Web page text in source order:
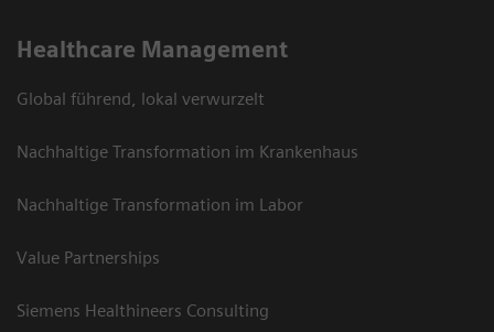
Healthcare Management
Global führend, lokal verwurzelt
Nachhaltige Transformation im Krankenhaus
Nachhaltige Transformation im Labor
Value Partnerships
Siemens Healthineers Consulting